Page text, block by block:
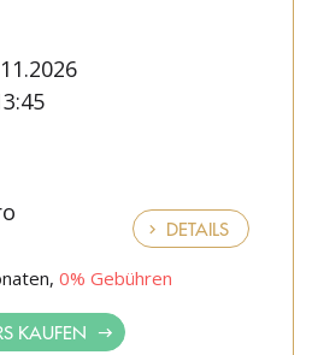
0% Gebühren
DETAILS
KAUFEN